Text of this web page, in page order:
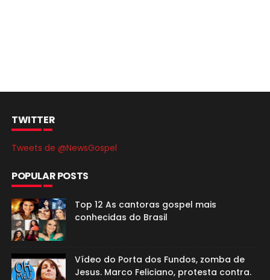
TWITTER
Tweets de @NewsGospel
POPULAR POSTS
Top 12 As cantoras gospel mais
conhecidas do Brasil
Vídeo do Porta dos Fundos, zomba de
Jesus. Marco Feliciano, protesta contra.